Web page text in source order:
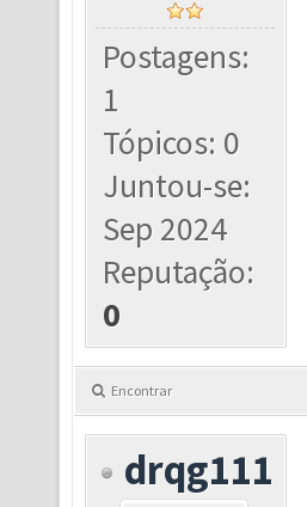
Postagens:
1
Tópicos: 0
Juntou-se:
Sep 2024
Reputação:
0
Encontrar
drqg111